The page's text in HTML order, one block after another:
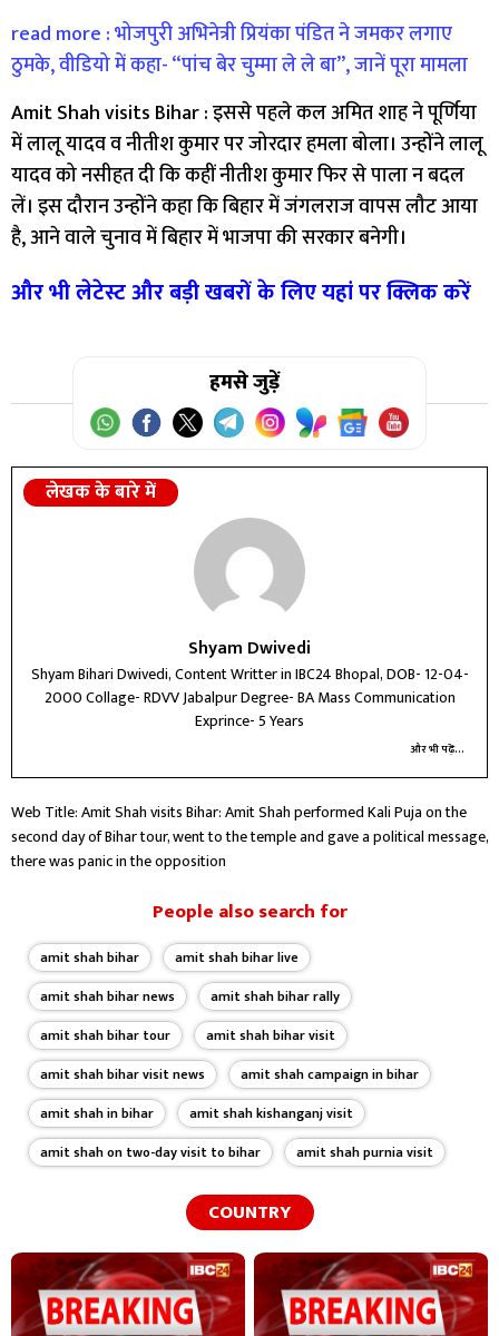
read more : भोजपुरी अभिनेत्री प्रियंका पंडित ने जमकर लगाए
ठुमके, वीडियो में कहा- “पांच बेर चुम्मा ले ले बा”, जानें पूरा मामला
Amit Shah visits Bihar : इससे पहले कल अमित शाह ने पूर्णिया
में लालू यादव व नीतीश कुमार पर जोरदार हमला बोला। उन्होंने लालू
यादव को नसीहत दी कि कहीं नीतीश कुमार फिर से पाला न बदल
लें। इस दौरान उन्होंने कहा कि बिहार में जंगलराज वापस लौट आया
है, आने वाले चुनाव में बिहार में भाजपा की सरकार बनेगी।
और भी लेटेस्ट और बड़ी खबरों के लिए यहां पर क्लिक करें
हमसे जुड़ें
लेखक के बारे में
Shyam Dwivedi
Shyam Bihari Dwivedi, Content Writter in IBC24 Bhopal, DOB- 12-04-
2000 Collage- RDVV Jabalpur Degree- BA Mass Communication
Exprince- 5 Years
और भी पढ़ें...
Web Title: Amit Shah visits Bihar: Amit Shah performed Kali Puja on the
second day of Bihar tour, went to the temple and gave a political message,
there was panic in the opposition
People also search for
amit shah bihar
amit shah bihar live
amit shah bihar news
amit shah bihar rally
amit shah bihar tour
amit shah bihar visit
amit shah bihar visit news
amit shah campaign in bihar
amit shah in bihar
amit shah kishanganj visit
amit shah on two-day visit to bihar
amit shah purnia visit
COUNTRY